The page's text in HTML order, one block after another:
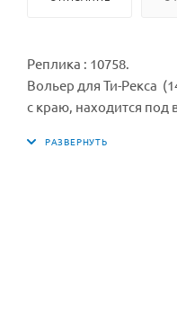
Реплика : 10758.
Вольер для Ти-Рекса
с краю, находится под
Сбоку к вольеру